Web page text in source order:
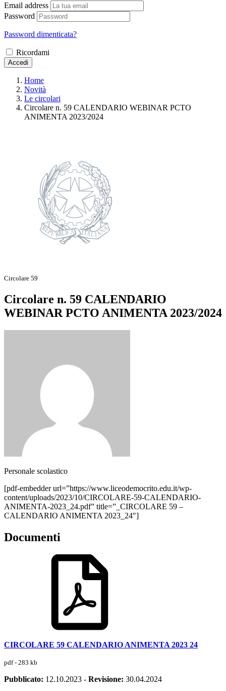
Email address
Password
Password dimenticata?
Ricordami
Accedi
Home
Novità
Le circolari
Circolare n. 59 CALENDARIO WEBINAR PCTO
ANIMENTA 2023/2024
Circolare 59
Circolare n. 59 CALENDARIO
WEBINAR PCTO ANIMENTA 2023/2024
Personale scolastico
[pdf-embedder url=”https://www.liceodemocrito.edu.it/wp-
content/uploads/2023/10/CIRCOLARE-59-CALENDARIO-
ANIMENTA-2023_24.pdf” title=”_CIRCOLARE 59 –
CALENDARIO ANIMENTA 2023_24″]
Documenti
CIRCOLARE 59 CALENDARIO ANIMENTA 2023 24
pdf - 283 kb
Pubblicato: 12.10.2023 - Revisione: 30.04.2024